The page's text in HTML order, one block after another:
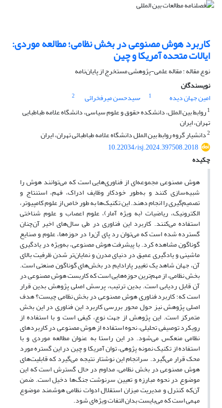
کاربرد هوش مصنوعی در بخش نظامی؛ مطالعه موردی:
ایالات متحده آمریکا و چین
نوع مقاله : مقاله علمی-پژوهشی مستخرج از پایان‌نامه
نویسندگان
امین جهان دیده
1 ُسیدحسن میرفخرائی
2
1روابط بین الملل، دانشکده حقوق و علوم سیاسی، دانشگاه علامه طباطبایی
تهران، ایران
2دانشیار گروه روابط بین الملل دانشگاه علامه طباطبائی تهران، ایران
10.22034/isj.2024.397508.2018
چکیده
هوش مصنوعی مجموعه‌ای از فناوری‌هایی است که می‌توانند هوش را
شبیه‌سازی کنند و به‌طور خودکار وظایف ادراک، فهم، استنتاج و
تصمیم‌گیری را انجام دهند. این تکنیک‌ها به طور خاص از علوم کامپیوتر،
الکترونیک، ریاضیات (به ویژه آمار)، علوم اعصاب و علوم شناختی
استفاده می‌کنند. کاربرد این فناوری در طی سال‌های اخیر آن‌چنان
گسترده شده است که می‌توان رد پای آن‌را در حوزه‌ها، علوم و صنایع
گوناگون مشاهده کرد. با پیشرفت هوش مصنوعی، به‌ویژه در یادگیری
ماشینی و یادگیری عمیق در دنیای مدرن و نمایان‌تر شدن ظرفیت بالای
آن‌، جهان شاهد یک تغییر پارادایم در بخش‌های گوناگون صنعتی است.
بخش نظامی، از مهم‌ترین حوزه‌هایی است که کاربست هوش مصنوعی در
آن قابل ردیابی است. بدین ترتیب، پرسش اصلی پژوهش بدین قرار
است که؛ کاربرد فناوری هوش مصنوعی در بخش نظامی چیست؟ هدف
اصلی پژوهش نیز حول محور بررسی کاربرد این فناوری در این بخش
متمرکز است. این پژوهش از جهت نوع، کیفی است و با استفاده از
رویکرد توصیفی تحلیلی، نحوه استفاده از هوش مصنوعی در کاربردهای
نظامی منعکس می‌شود. در این راستا به عنوان مطالعه موردی و با
استفاده از تکنیک نمونه پژوهی، توان آمریکا و چین در این گستره مورد
محک قرار می‌گیرد. سرانجام این نوشتار نتیجه می‌گیرد که قابلیت‌های
هوش مصنوعی در بخش نظامی، مداوم در حال گسترش است که این
موضوع در نحوه مبارزه و تعیین سرنوشت جنگ‌ها دخیل است. ضمن
آن‌که کنترل و مدیریت میزان استقلال ادوات نظامی هوشمند موضوع
مهمی است که می‌بایست بدان التفات ویژه‌ای شود.